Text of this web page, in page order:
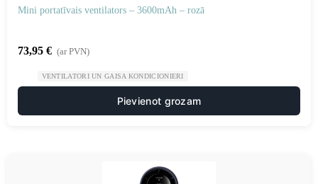
Mini portatīvais ventilators – 3600mAh – rozā
73,95 € (ar PVN)
VENTILATORI UN GAISA KONDICIONIERI
Pievienot grozam